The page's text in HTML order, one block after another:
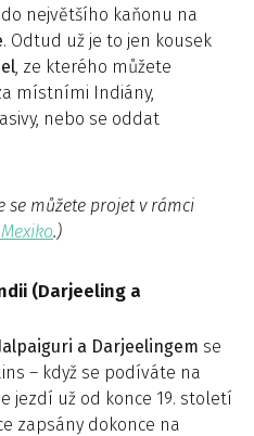
největšího kaňonu na
. Odtud už je to jen kousek
, ze kterého můžete
místními Indiány,
nebo se oddat
se můžete projet v rámci
.)
(Darjeeling a
a Darjeelingem se
– když se podíváte na
jezdí už od konce 19. století
zapsány dokonce na